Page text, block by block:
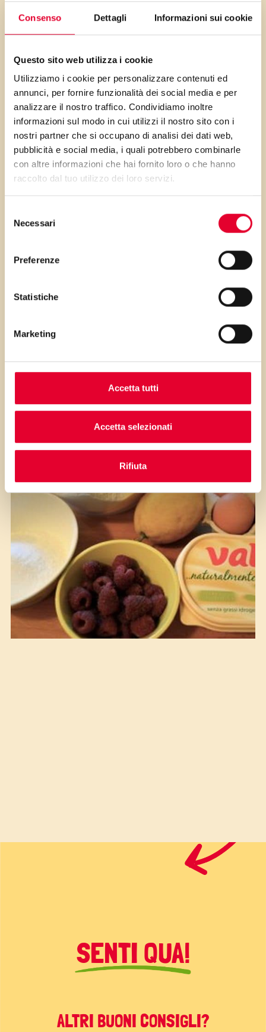
Consenso Dettagli Informazioni sui cookie
Questo sito web utilizza i cookie
Utilizziamo i cookie per personalizzare contenuti ed
annunci, per fornire funzionalità dei social media e per
analizzare il nostro traffico. Condividiamo inoltre
informazioni sul modo in cui utilizzi il nostro sito con i
nostri partner che si occupano di analisi dei dati web,
pubblicità e social media, i quali potrebbero combinarle
con altre informazioni che hai fornito loro o che hanno
raccolto dal tuo utilizzo dei loro servizi.
delNecessari
Preferenze
Statistiche
Marketing
Accetta tutti
Accetta selezionati
Rifiuta
da tutte le altre. Il contrasto
con il rosso acceso dei lamponi
sapore fresco della frutta e
della crosticina al limone vi
sorprenderà. Avrete tutti i
profumi e i colori dell’estate in
un solo, morbidissimo dolce
PRIMA GLI
...poi clicca sui numeri a lato per scorrere
Gli ingredienti
SENTI QUA!
ALTRI BUONI CONSIGLI?